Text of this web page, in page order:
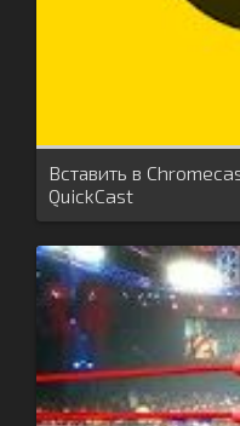
Вставить в
QuickCast